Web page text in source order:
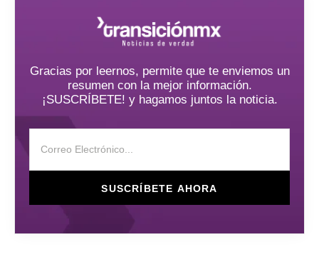
Gracias por leernos, permite que te enviemos un
resumen con la mejor información.
¡SUSCRÍBETE! y hagamos juntos la noticia.
SUSCRÍBETE AHORA